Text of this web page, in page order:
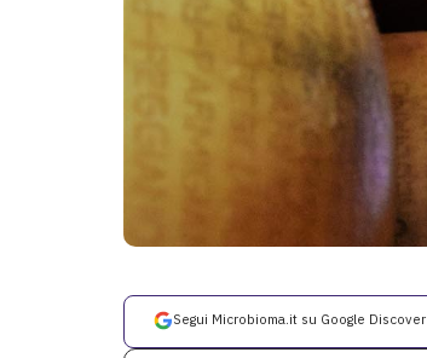
Segui Microbioma.it su Google Discover